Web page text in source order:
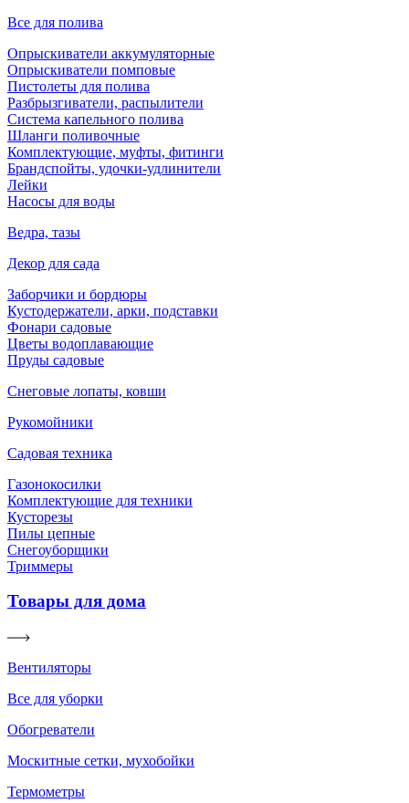
Все для полива
Опрыскиватели аккумуляторные
Опрыскиватели помповые
Пистолеты для полива
Разбрызгиватели, распылители
Система капельного полива
Шланги поливочные
Комплектующие, муфты, фитинги
Брандспойты, удочки-удлинители
Лейки
Насосы для воды
Ведра, тазы
Декор для сада
Заборчики и бордюры
Кустодержатели, арки, подставки
Фонари садовые
Цветы водоплавающие
Пруды садовые
Снеговые лопаты, ковши
Рукомойники
Садовая техника
Газонокосилки
Комплектующие для техники
Кусторезы
Пилы цепные
Снегоуборщики
Триммеры
Товары для дома
Вентиляторы
Все для уборки
Обогреватели
Москитные сетки, мухобойки
Термометры